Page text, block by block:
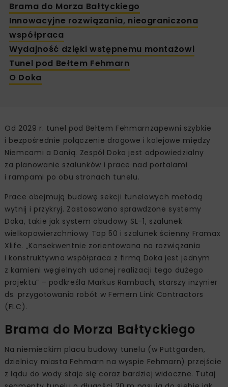
Brama do Morza Bałtyckiego
Innowacyjne rozwiązania, nieograniczona
współpraca
Wydajność dzięki wstępnemu montażowi
Tunel pod Bełtem Fehmarn
O Doka
Od 2029 r. tunel pod Bełtem Fehmarnzapewni szybkie
i bezpośrednie połączenie drogowe i kolejowe między
Niemcami a Danią. Zespół Doka jest odpowiedzialny
za planowanie szalunków i prace nad portalami
i rampami po obu stronach tunelu.
Prace obejmują budowę sekcji tunelowych metodą
wytnij i przykryj. Zastosowano sprawdzone systemy
Doka, takie jak system obudowy SL-1, szalunek
wielkopowierzchniowy Top 50 i szalunek ścienny Framax
Xlife. „Konsekwentnie zorientowana na rozwiązania
i konstruktywna współpraca z firmą Doka jest jednym
z kamieni węgielnych udanej realizacji tego dużego
projektu” – podkreśla Markus Rambach, starszy inżynier
ds. przygotowania robót w Femern Link Contractors
(FLC).
Brama do Morza Bałtyckiego
Na niemieckim placu budowy tunelu (w Puttgarden,
dzielnicy miasta Fehmarn na wyspie Fehmarn) przejście
z lądu do wody staje się coraz bardziej widoczne. Tutaj